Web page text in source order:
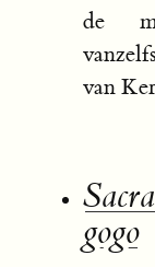
de
van
gogo